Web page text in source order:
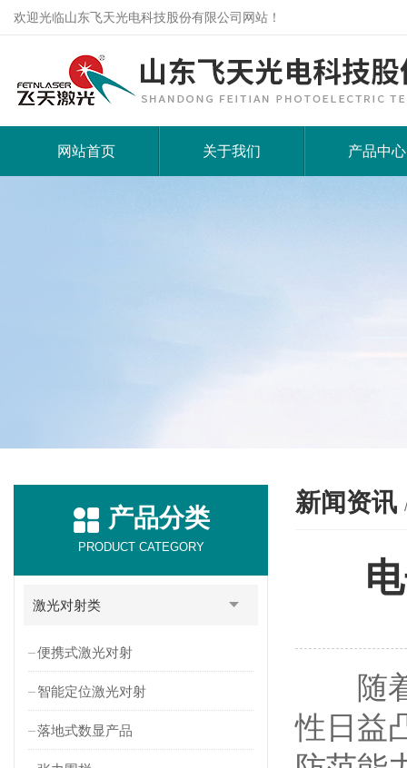
欢迎光临山东飞天光电科技股份有限公司网站！
网站首页 关于我们 产品中心
产品分类
PRODUCT CATEGORY
激光对射类
便携式激光对射
智能定位激光对射
落地式数显产品
新闻资讯
随着
性日益